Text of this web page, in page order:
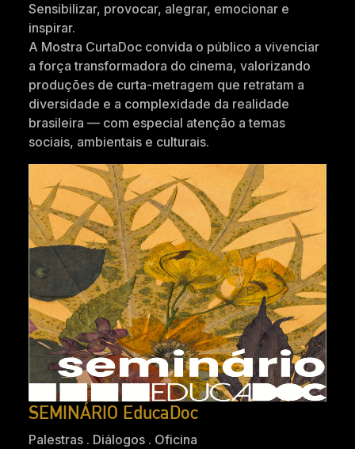
Sensibilizar, provocar, alegrar, emocionar e
inspirar.
A Mostra CurtaDoc convida o público a vivenciar
a força transformadora do cinema, valorizando
produções de curta-metragem que retratam a
diversidade e a complexidade da realidade
brasileira — com especial atenção a temas
sociais, ambientais e culturais.
SEMINÁRIO EducaDoc
Palestras . Diálogos . Oficina